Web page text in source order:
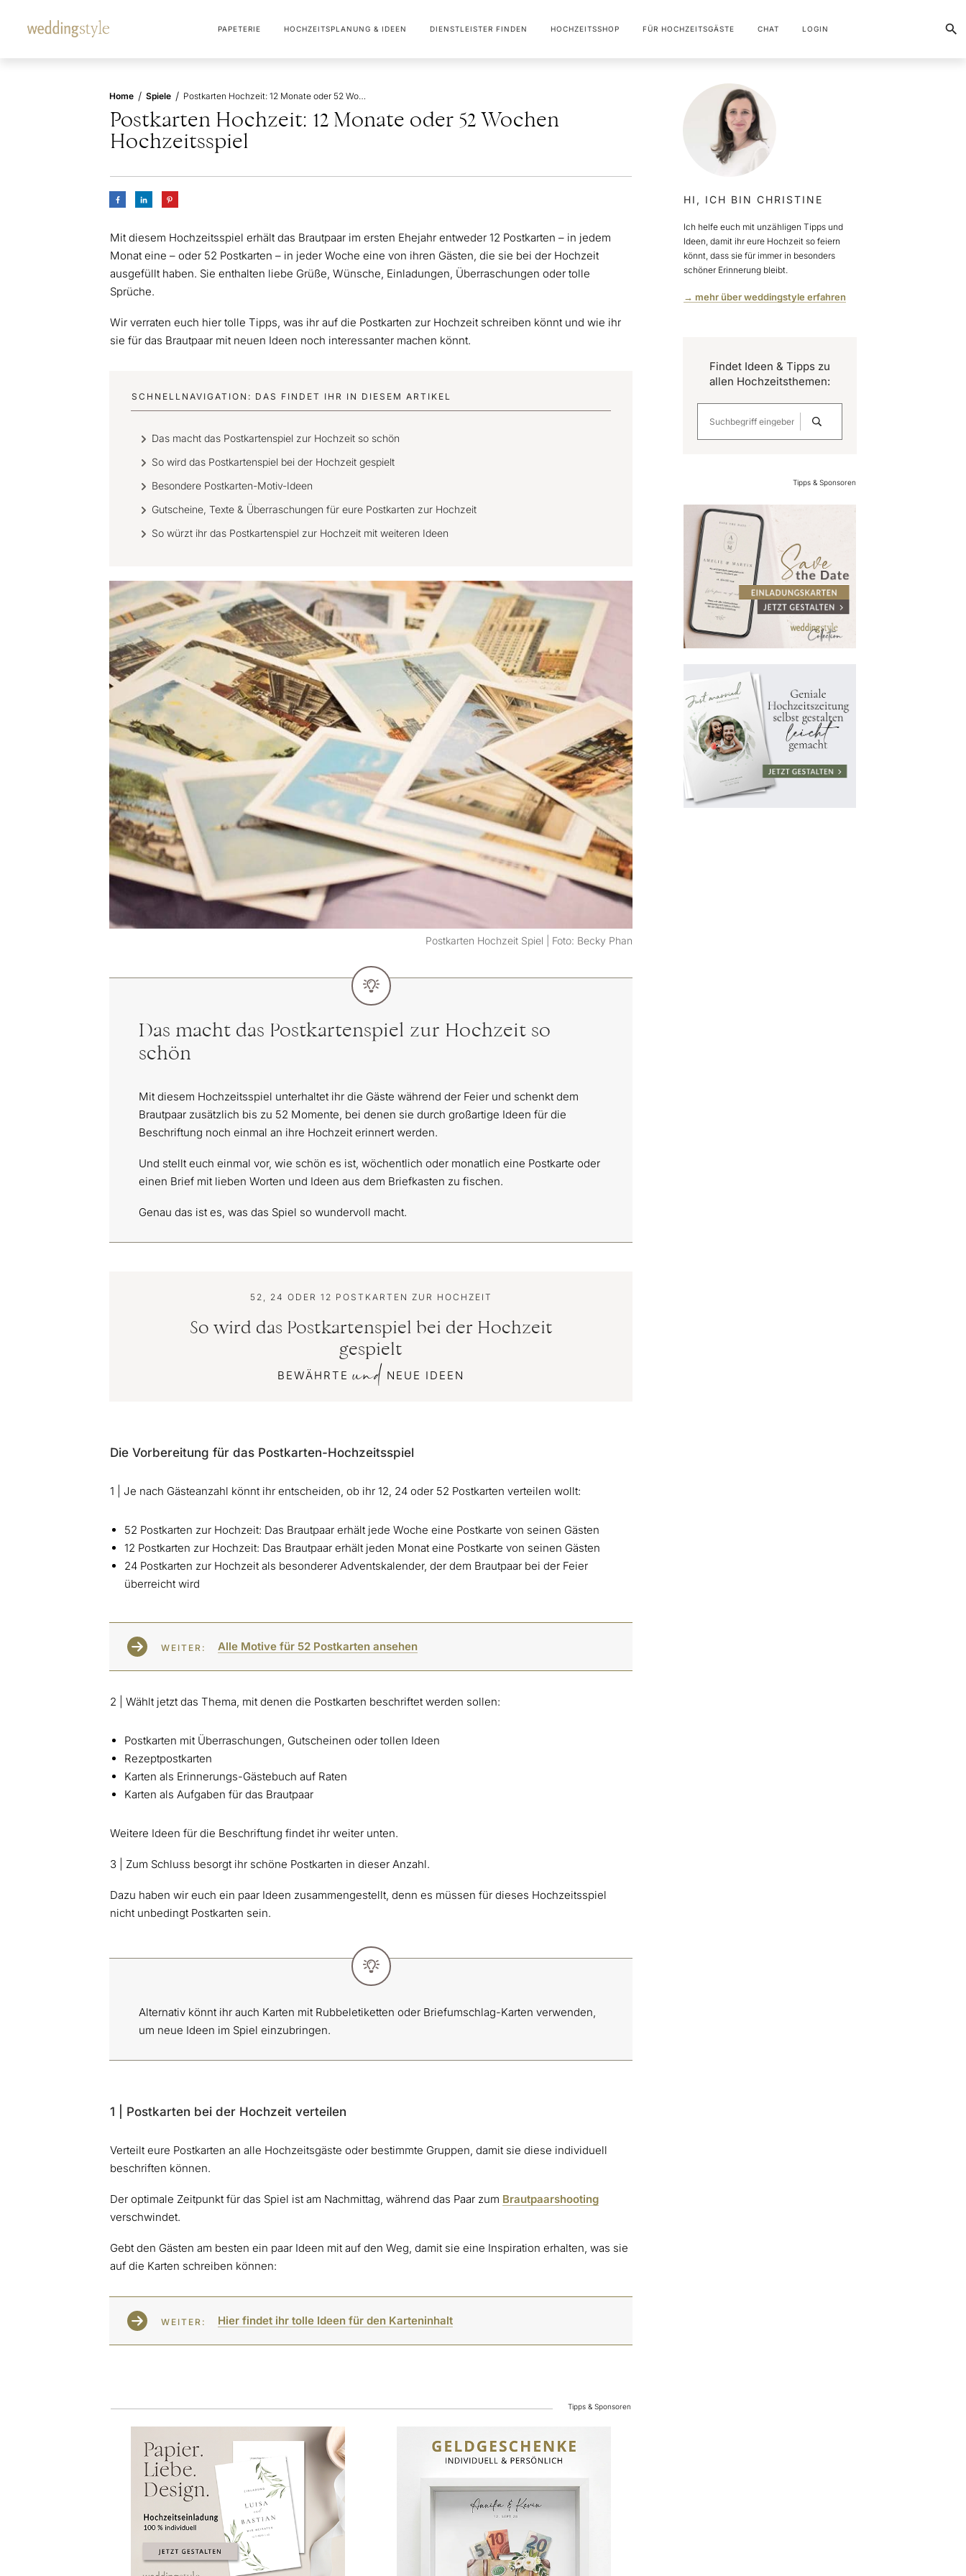
PAPETERIE HOCHZEITSPLANUNG & IDEEN DIENSTLEISTER FINDEN HOCHZEITSSHOP FÜR HOCHZEITSGÄSTE CHAT LOGIN
Home / Spiele / Postkarten Hochzeit: 12 Monate oder 52 Wochen Hochzeitsspiel
Postkarten Hochzeit: 12 Monate oder 52 Wochen
Hochzeitsspiel
Mit diesem Hochzeitsspiel erhält das Brautpaar im ersten Ehejahr entweder 12 Postkarten – in jedem
Monat eine – oder 52 Postkarten – in jeder Woche eine von ihren Gästen, die sie bei der Hochzeit
ausgefüllt haben. Sie enthalten liebe Grüße, Wünsche, Einladungen, Überraschungen oder tolle
Sprüche.
Wir verraten euch hier tolle Tipps, was ihr auf die Postkarten zur Hochzeit schreiben könnt und wie ihr
sie für das Brautpaar mit neuen Ideen noch interessanter machen könnt.
SCHNELLNAVIGATION: DAS FINDET IHR IN DIESEM ARTIKEL
Das macht das Postkartenspiel zur Hochzeit so schön
So wird das Postkartenspiel bei der Hochzeit gespielt
Besondere Postkarten-Motiv-Ideen
Gutscheine, Texte & Überraschungen für eure Postkarten zur Hochzeit
So würzt ihr das Postkartenspiel zur Hochzeit mit weiteren Ideen
Postkarten Hochzeit Spiel | Foto: Becky Phan
Das macht das Postkartenspiel zur Hochzeit so
schön
Mit diesem Hochzeitsspiel unterhaltet ihr die Gäste während der Feier und schenkt dem
Brautpaar zusätzlich bis zu 52 Momente, bei denen sie durch großartige Ideen für die
Beschriftung noch einmal an ihre Hochzeit erinnert werden.
Und stellt euch einmal vor, wie schön es ist, wöchentlich oder monatlich eine Postkarte oder
einen Brief mit lieben Worten und Ideen aus dem Briefkasten zu fischen.
Genau das ist es, was das Spiel so wundervoll macht.
52, 24 ODER 12 POSTKARTEN ZUR HOCHZEIT
So wird das Postkartenspiel bei der Hochzeit
gespielt
BEWÄHRTE und NEUE IDEEN
Die Vorbereitung für das Postkarten-Hochzeitsspiel
1 | Je nach Gästeanzahl könnt ihr entscheiden, ob ihr 12, 24 oder 52 Postkarten verteilen wollt:
52 Postkarten zur Hochzeit: Das Brautpaar erhält jede Woche eine Postkarte von seinen Gästen
12 Postkarten zur Hochzeit: Das Brautpaar erhält jeden Monat eine Postkarte von seinen Gästen
24 Postkarten zur Hochzeit als besonderer Adventskalender, der dem Brautpaar bei der Feier
überreicht wird
WEITER: Alle Motive für 52 Postkarten ansehen
2 | Wählt jetzt das Thema, mit denen die Postkarten beschriftet werden sollen:
Postkarten mit Überraschungen, Gutscheinen oder tollen Ideen
Rezeptpostkarten
Karten als Erinnerungs-Gästebuch auf Raten
Karten als Aufgaben für das Brautpaar
Weitere Ideen für die Beschriftung findet ihr weiter unten.
3 | Zum Schluss besorgt ihr schöne Postkarten in dieser Anzahl.
Dazu haben wir euch ein paar Ideen zusammengestellt, denn es müssen für dieses Hochzeitsspiel
nicht unbedingt Postkarten sein.
Alternativ könnt ihr auch Karten mit Rubbeletiketten oder Briefumschlag-Karten verwenden,
um neue Ideen im Spiel einzubringen.
1 | Postkarten bei der Hochzeit verteilen
Verteilt eure Postkarten an alle Hochzeitsgäste oder bestimmte Gruppen, damit sie diese individuell
beschriften können.
Der optimale Zeitpunkt für das Spiel ist am Nachmittag, während das Paar zum Brautpaarshooting
verschwindet.
Gebt den Gästen am besten ein paar Ideen mit auf den Weg, damit sie eine Inspiration erhalten, was sie
auf die Karten schreiben können:
WEITER: Hier findet ihr tolle Ideen für den Karteninhalt
Tipps & Sponsoren
HI, ICH BIN CHRISTINE
Ich helfe euch mit unzähligen Tipps und
Ideen, damit ihr eure Hochzeit so feiern
könnt, dass sie für immer in besonders
schöner Erinnerung bleibt.
→ mehr über weddingstyle erfahren
Findet Ideen & Tipps zu
allen Hochzeitsthemen:
Tipps & Sponsoren